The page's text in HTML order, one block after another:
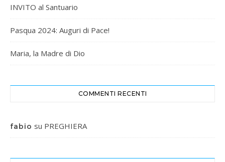
INVITO al Santuario
Pasqua 2024: Auguri di Pace!
Maria, la Madre di Dio
COMMENTI RECENTI
fabio su PREGHIERA